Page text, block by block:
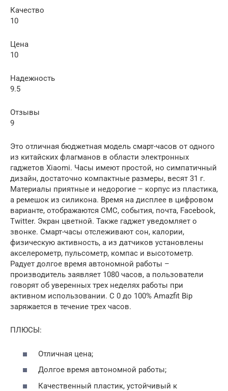
Качество
10
Цена
10
Надежность
9.5
Отзывы
9
Это отличная бюджетная модель смарт-часов от одного
из китайских флагманов в области электронных
гаджетов Xiaomi. Часы имеют простой, но симпатичный
дизайн, достаточно компактные размеры, весят 31 г.
Материалы приятные и недорогие – корпус из пластика,
а ремешок из силикона. Время на дисплее в цифровом
варианте, отображаются СМС, события, почта, Facebook,
Twitter. Экран цветной. Также гаджет уведомляет о
звонке. Смарт-часы отслеживают сон, калории,
физическую активность, а из датчиков установлены
акселерометр, пульсометр, компас и высотометр.
Радует долгое время автономной работы –
производитель заявляет 1080 часов, а пользователи
говорят об уверенных трех неделях работы при
активном использовании. С 0 до 100% Amazfit Bip
заряжается в течение трех часов.
ПЛЮСЫ:
Отличная цена;
Долгое время автономной работы;
Качественный пластик, устойчивый к